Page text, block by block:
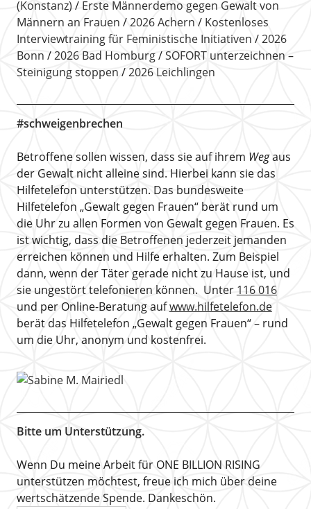
(Konstanz)
Erste Männerdemo gegen Gewalt von
Männern an Frauen
2026 Achern
Kostenloses
Interviewtraining für Feministische Initiativen
2026
Bonn
2026 Bad Homburg
SOFORT unterzeichnen –
Steinigung stoppen
2026 Leichlingen
#schweigenbrechen
Betroffene sollen wissen, dass sie auf ihrem Wegaus
der Gewalt nicht alleine sind. Hierbei kann sie das
Hilfetelefon unterstützen. Das bundesweite
Hilfetelefon „Gewalt gegen Frauen“ berät rund um
die Uhr zu allen Formen von Gewalt gegen Frauen. Es
ist wichtig, dass die Betroffenen jederzeit jemanden
erreichen können und Hilfe erhalten. Zum Beispiel
dann, wenn der Täter gerade nicht zu Hause ist, und
sie ungestört telefonieren können. Unter 116 016
und per Online-Beratung aufwww.hilfetelefon.de
berät das Hilfetelefon „Gewalt gegen Frauen“ – rund
um die Uhr, anonym und kostenfrei.
Bitte um Unterstützung.
Wenn Du meine Arbeit für ONE BILLION RISING
unterstützen möchtest, freue ich mich über deine
wertschätzende Spende. Dankeschön.